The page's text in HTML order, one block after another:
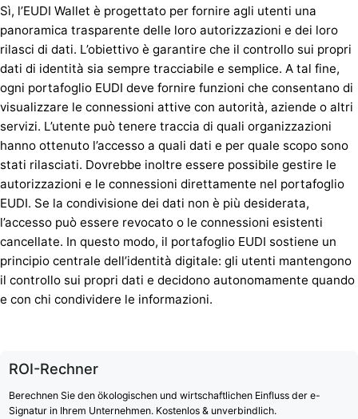
Sì, l’EUDI Wallet è progettato per fornire agli utenti una
panoramica trasparente delle loro autorizzazioni e dei loro
rilasci di dati. L’obiettivo è garantire che il controllo sui propri
dati di identità sia sempre tracciabile e semplice. A tal fine,
ogni portafoglio EUDI deve fornire funzioni che consentano di
visualizzare le connessioni attive con autorità, aziende o altri
servizi. L’utente può tenere traccia di quali organizzazioni
hanno ottenuto l’accesso a quali dati e per quale scopo sono
stati rilasciati. Dovrebbe inoltre essere possibile gestire le
autorizzazioni e le connessioni direttamente nel portafoglio
EUDI. Se la condivisione dei dati non è più desiderata,
l’accesso può essere revocato o le connessioni esistenti
cancellate. In questo modo, il portafoglio EUDI sostiene un
principio centrale dell’identità digitale: gli utenti mantengono
il controllo sui propri dati e decidono autonomamente quando
e con chi condividere le informazioni.
ROI-Rechner
Berechnen Sie den ökologischen und wirtschaftlichen Einfluss der e-
Signatur in Ihrem Unternehmen. Kostenlos & unverbindlich.